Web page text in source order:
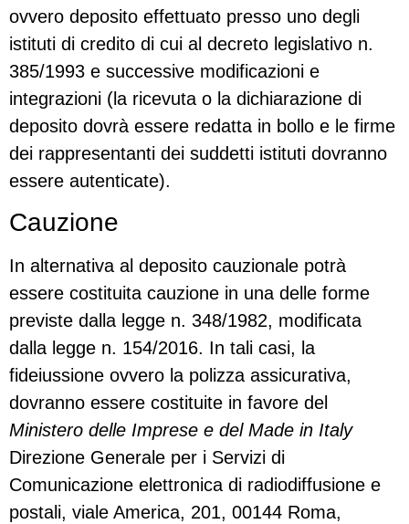
ovvero deposito effettuato presso uno degli
istituti di credito di cui al decreto legislativo n.
385/1993 e successive modificazioni e
integrazioni (la ricevuta o la dichiarazione di
deposito dovrà essere redatta in bollo e le firme
dei rappresentanti dei suddetti istituti dovranno
essere autenticate).
Cauzione
In alternativa al deposito cauzionale potrà
essere costituita cauzione in una delle forme
previste dalla legge n. 348/1982, modificata
dalla legge n. 154/2016. In tali casi, la
fideiussione ovvero la polizza assicurativa,
dovranno essere costituite in favore del
Ministero delle Imprese e del Made in Italy
Direzione Generale per i Servizi di
Comunicazione elettronica di radiodiffusione e
postali, viale America, 201, 00144 Roma,